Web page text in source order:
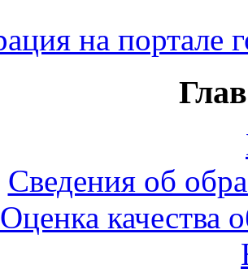
Сведения об
Оценка качества